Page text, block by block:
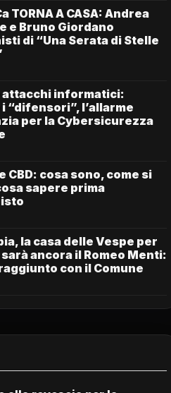
TORNA A CASA: Andrea
e Bruno Giordano
di “Una Serata di Stelle
attacchi informatici:
“difensori”, l’allarme
per la Cybersicurezza
CBD: cosa sono, come si
sapere prima
la casa delle Vespe per
sarà ancora il Romeo Menti:
con il Comune